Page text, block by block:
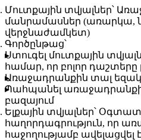
Մուտքային տվյալներ՝
մանրամասներ (առարկա,
վերջնաժամկետ)
Գործընթաց՝
Ստուգել մուտքային
համար, որ բոլոր դաշտերը
Առաջադրանքին տալ եզակի
Պահպանել առաջադրանքի
բազայում
Ելքային տվյալներ՝
հաղորդագրություն, որ
հաջողությամբ ավելացվել է